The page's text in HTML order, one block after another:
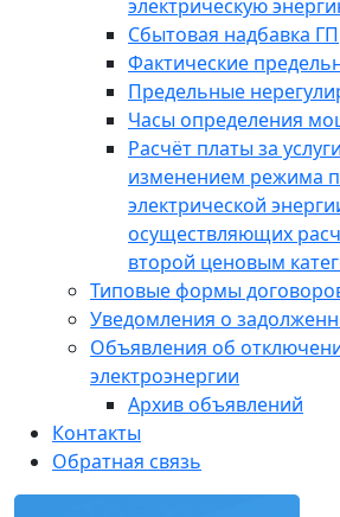
электрическую
Сбытовая надбавка ГП
Фактические
Предельные
Часы определения
Расчёт платы за
изменением режима
электрической
осуществляющих
второй ценовым
Типовые формы
Уведомления о
Объявления об
электроэнергии
Архив объявлений
Контакты
Обратная связь